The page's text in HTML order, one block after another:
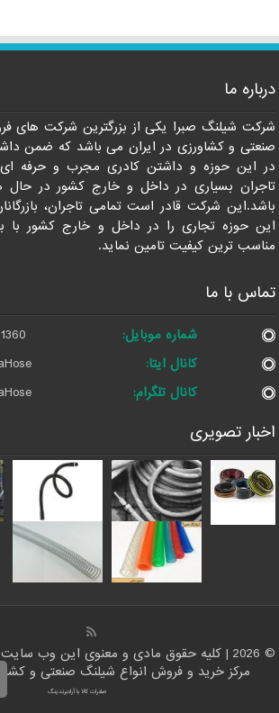
درباره ما
شرکت شیلنگ صبرا یکی از بزرگترین شرکت های
صنعتی و کشاورزی در ایران می باشد که ضمن
در این حوزه و داشتن کادری مجرب و حرفه ای
تاجران بسیاری در داخل و خارج کشور در حال
باشد.این شرکت قادر است تمامی تاجران،
این حوزه تجاری را در داخل و خارج کشور با
مناسب ترین کیفیت تامین نماید.
تماس با ما
شماره موبایل:
کانال ایتا:
کانال تلگرام:
اخبار تصویری
© 2026 | کلیه حقوق مادی و معنوی این وب سایت متعلق است به سایت
مرکز خرید و فروش انواع شیلنگ صنعتی و
صادرات کالا با آرادبرندینگ